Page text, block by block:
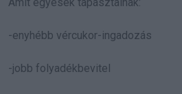
-enyhébb vércukor-ingadozás
-jobb folyadékbevitel